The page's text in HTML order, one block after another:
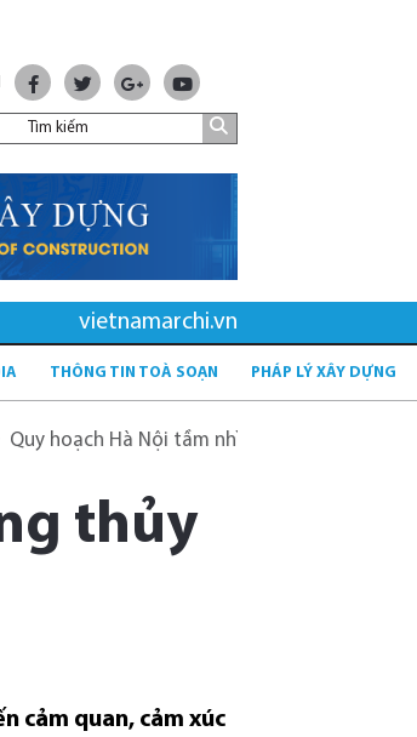
vietnamarchi.vn
THÔNG TIN TOÀ SOẠN PHÁP LÝ XÂY DỰNG
Hà Nội tầm nhìn 100 năm
thủy
cảm quan, cảm xúc